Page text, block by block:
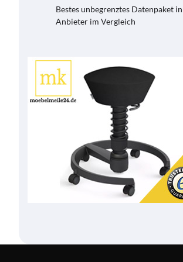
Bestes unbegrenztes Datenpaket
Anbieter im Vergleich